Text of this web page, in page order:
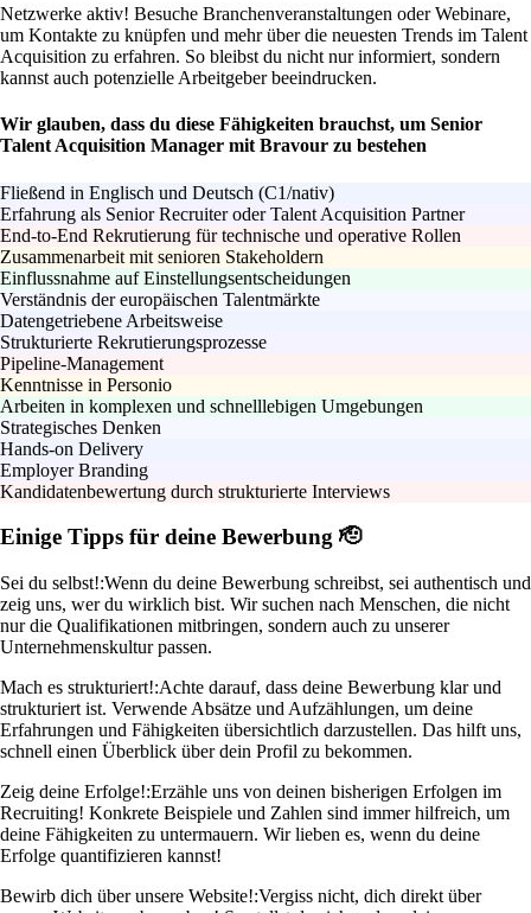
Netzwerke aktiv! Besuche Branchenveranstaltungen oder Webinare,
um Kontakte zu knüpfen und mehr über die neuesten Trends im Talent
Acquisition zu erfahren. So bleibst du nicht nur informiert, sondern
kannst auch potenzielle Arbeitgeber beeindrucken.
Wir glauben, dass du diese Fähigkeiten brauchst, um Senior
Talent Acquisition Manager mit Bravour zu bestehen
Fließend in Englisch und Deutsch (C1/nativ)
Erfahrung als Senior Recruiter oder Talent Acquisition Partner
End-to-End Rekrutierung für technische und operative Rollen
Zusammenarbeit mit senioren Stakeholdern
Einflussnahme auf Einstellungsentscheidungen
Verständnis der europäischen Talentmärkte
Datengetriebene Arbeitsweise
Strukturierte Rekrutierungsprozesse
Pipeline-Management
Kenntnisse in Personio
Arbeiten in komplexen und schnelllebigen Umgebungen
Strategisches Denken
Hands-on Delivery
Employer Branding
Kandidatenbewertung durch strukturierte Interviews
Einige Tipps für deine Bewerbung 🫡
Sei du selbst!:Wenn du deine Bewerbung schreibst, sei authentisch und
zeig uns, wer du wirklich bist. Wir suchen nach Menschen, die nicht
nur die Qualifikationen mitbringen, sondern auch zu unserer
Unternehmenskultur passen.
Mach es strukturiert!:Achte darauf, dass deine Bewerbung klar und
strukturiert ist. Verwende Absätze und Aufzählungen, um deine
Erfahrungen und Fähigkeiten übersichtlich darzustellen. Das hilft uns,
schnell einen Überblick über dein Profil zu bekommen.
Zeig deine Erfolge!:Erzähle uns von deinen bisherigen Erfolgen im
Recruiting! Konkrete Beispiele und Zahlen sind immer hilfreich, um
deine Fähigkeiten zu untermauern. Wir lieben es, wenn du deine
Erfolge quantifizieren kannst!
Bewirb dich über unsere Website!:Vergiss nicht, dich direkt über